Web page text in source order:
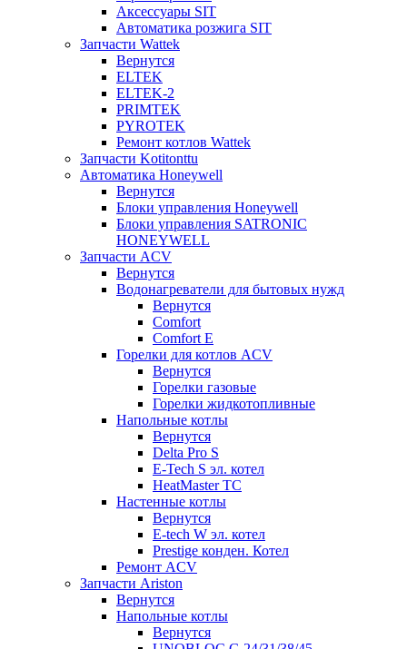
Аксессуары SIT
Автоматика розжига SIT
Запчасти Wattek
Вернутся
ELTEK
ELTEK-2
PRIMTEK
PYROTEK
Ремонт котлов Wattek
Запчасти Kotitonttu
Автоматика Honeywеll
Вернутся
Блоки управления Honeywell
Блоки управления SATRONIC
HONEYWELL
Запчасти ACV
Вернутся
Водонагреватели для бытовых нужд
Вернутся
Comfort
Comfort E
Горелки для котлов ACV
Вернутся
Горелки газовые
Горелки жидкотопливные
Напольные котлы
Вернутся
Delta Pro S
E-Tech S эл. котел
HeatMaster TC
Настенные котлы
Вернутся
E-tech W эл. котел
Prestige конден. Котел
Ремонт ACV
Запчасти Ariston
Вернутся
Напольные котлы
Вернутся